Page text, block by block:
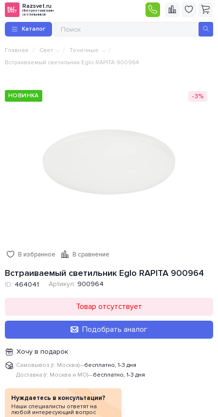
Razsvet.ru
Интернет-магазин
светильников
Каталог
Главная / Свет / Точечные /
Встраиваемый светильник Eglo RAPITA 900964
НОВИНКА -3%
В избранное В сравнение
Встраиваемый светильник Eglo RAPITA 900964
ID: 464041 Артикул: 900964
Товар отсутствует
Подобрать аналог
Хочу в подарок
Самовывоз (г. Москва)—бесплатно, 1-3 дня
Доставка (г. Москва и МО)—бесплатно, 1-3 дня
Нуждаетесь в консультации?
Наши специалисты ответят на
любой интересующий вопрос